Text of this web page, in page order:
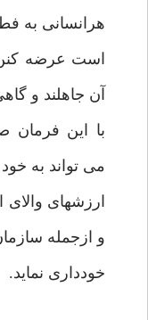
هرانسانی به
است عرضه
آن جاهلند و
با این فرمان
می تواند به
ارزشهای والای
و ازجمله
خودداری نماید.